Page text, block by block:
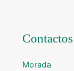
Contactos
Morada